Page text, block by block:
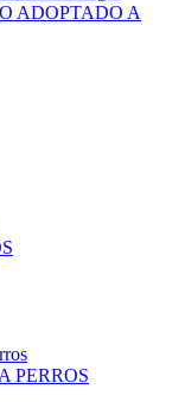
ADOPTADO A
PERROS